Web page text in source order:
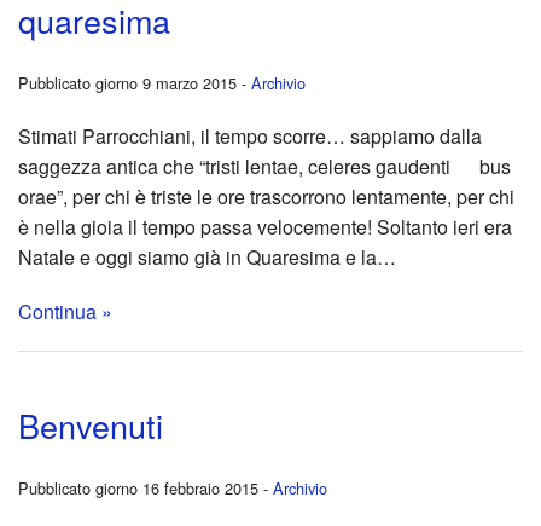
BACHECA
quaresima
Pubblicato giorno 9 marzo 2015 - Archivio
Stimati Parrocchiani, il tempo scorre… sappiamo dalla
saggezza antica che “tristi lentae, celeres gaudenti bus
orae”, per chi è triste le ore trascorrono lentamente, per chi
è nella gioia il tempo passa velocemente! Soltanto ieri era
Natale e oggi siamo già in Quaresima e la…
Continua »
Benvenuti
Pubblicato giorno 16 febbraio 2015 - Archivio